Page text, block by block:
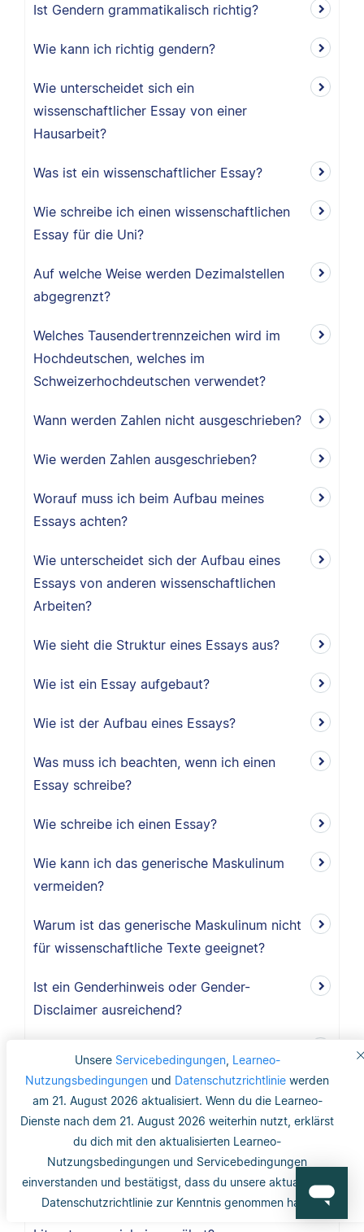
Unsere Servicebedingungen, Learneo-
Nutzungsbedingungen und Datenschutzrichtlinie werden
am 21. August 2026 aktualisiert. Wenn du die Learneo-
Dienste nach dem 21. August 2026 weiterhin nutzt, erklärst
du dich mit den aktualisierten Learneo-
Nutzungsbedingungen und Servicebedingungen
einverstanden und bestätigst, dass du unsere aktualisierte
Datenschutzrichtlinie zur Kenntnis genommen hast.
Ist Gendern grammatikalisch richtig?
Wie kann ich richtig gendern?
Wie unterscheidet sich ein
wissenschaftlicher Essay von einer
Hausarbeit?
Was ist ein wissenschaftlicher Essay?
Wie schreibe ich einen wissenschaftlichen
Essay für die Uni?
Auf welche Weise werden Dezimalstellen
abgegrenzt?
Welches Tausendertrennzeichen wird im
Hochdeutschen, welches im
Schweizerhochdeutschen verwendet?
Wann werden Zahlen nicht ausgeschrieben?
Wie werden Zahlen ausgeschrieben?
Worauf muss ich beim Aufbau meines
Essays achten?
Wie unterscheidet sich der Aufbau eines
Essays von anderen wissenschaftlichen
Arbeiten?
Wie sieht die Struktur eines Essays aus?
Wie ist ein Essay aufgebaut?
Wie ist der Aufbau eines Essays?
Was muss ich beachten, wenn ich einen
Essay schreibe?
Wie schreibe ich einen Essay?
Wie kann ich das generische Maskulinum
vermeiden?
Warum ist das generische Maskulinum nicht
für wissenschaftliche Texte geeignet?
Ist ein Genderhinweis oder Gender-
Disclaimer ausreichend?
Wo finde ich Copyright-Informationen zu
Abbildungen und Tabellen?
Benötige ich ein Abbildungs- und
Tabellenverzeichnis?
Werden Abbildungen und Tabellen im